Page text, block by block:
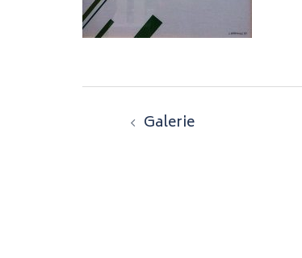
Navigation
Galerie